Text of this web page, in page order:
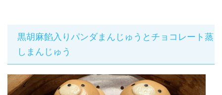
黒胡麻餡入りパンダまんじゅうとチョコレート蒸
しまんじゅう